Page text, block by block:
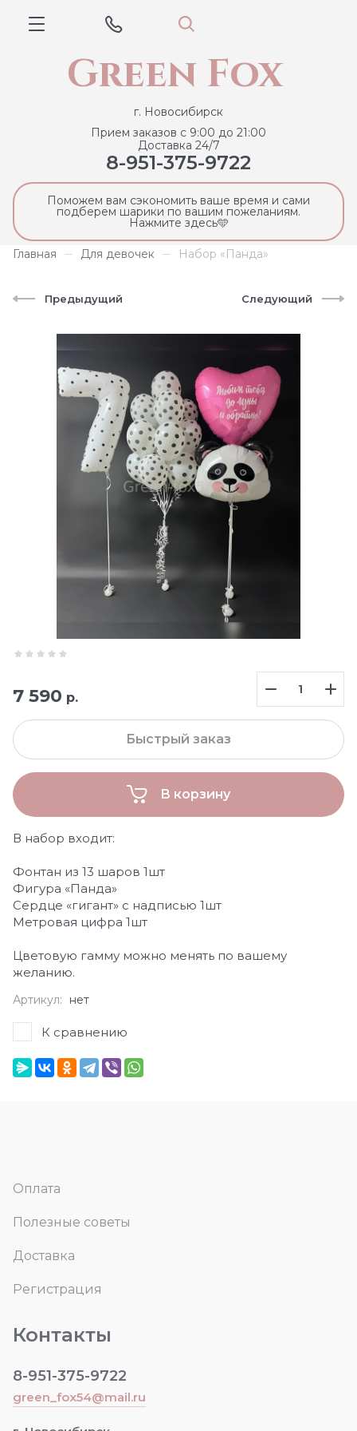
Green Fox
г. Новосибирск
Прием заказов с 9:00 до 21:00
Доставка 24/7
8-951-375-9722
Поможем вам сэкономить ваше время и сами
подберем шарики по вашим пожеланиям.
Нажмите здесь🩵
Главная Для девочек Набор «Панда»
Предыдущий Следующий
7 590 р.
В корзину
Быстрый заказ
В набор входит:
Фонтан из 13 шаров 1шт
Фигура «Панда»
Сердце «гигант» с надписью 1шт
Метровая цифра 1шт
Цветовую гамму можно менять по вашему
желанию.
Артикул: нет
К сравнению
Оплата
Полезные советы
Доставка
Регистрация
Контакты
8-951-375-9722
green_fox54@mail.ru